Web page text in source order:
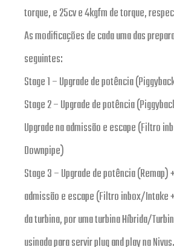
torque, e 25cv e 4kgfm de torque,
As modificações de cada uma das
seguintes:
Stage 1 – Upgrade de potência
Stage 2 – Upgrade de potência
Upgrade na admissão e escape (Filtro
Downpipe)
Stage 3 – Upgrade de potência (Remap)
admissão e escape (Filtro inbox/Intake
da turbina, por uma turbina Híbrida/
usinada para servir plug and play na Nivus.